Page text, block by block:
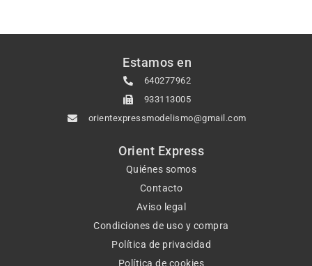
Estamos en
640277962
933113005
orientexpressmodelismo@gmail.com
Orient Express
Quiénes somos
Contacto
Aviso legal
Condiciones de uso y compra
Política de privacidad
Política de cookies